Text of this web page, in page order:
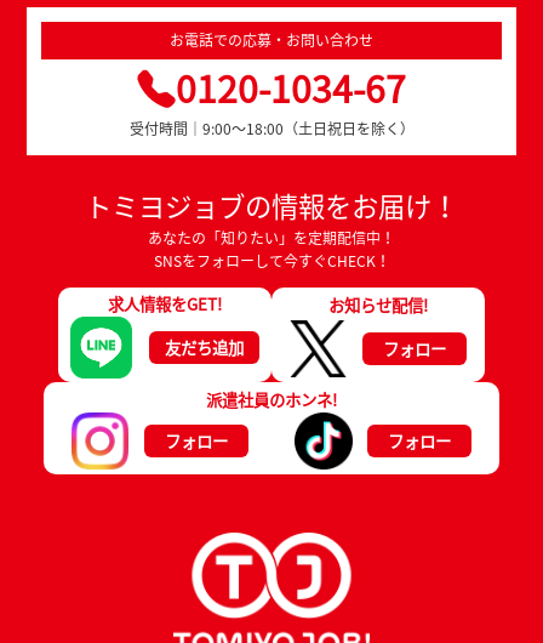
お電話での応募・お問い合わせ
0120-1034-67
受付時間｜9:00～18:00（土日祝日を除く）
トミヨジョブの情報をお届け！
あなたの「知りたい」を定期配信中！
SNSをフォローして今すぐCHECK！
求人情報をGET!
友だち追加
お知らせ配信!
フォロー
派遣社員のホンネ!
フォロー
フォロー